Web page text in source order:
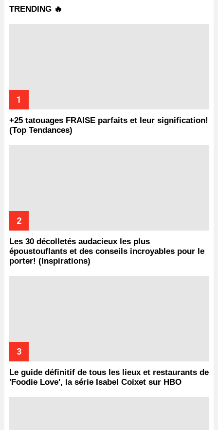
TRENDING 🔥
+25 tatouages ​​FRAISE parfaits et leur signification!
(Top Tendances)
Les 30 décolletés audacieux les plus
époustouflants et des conseils incroyables pour le
porter! (Inspirations)
Le guide définitif de tous les lieux et restaurants de
'Foodie Love', la série Isabel Coixet sur HBO